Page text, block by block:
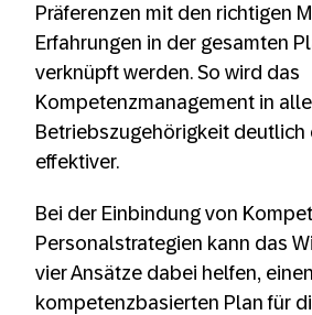
Präferenzen mit den richtigen
Erfahrungen in der gesamten
verknüpft werden. So wird das
Kompetenzmanagement in
Betriebszugehörigkeit deutlich
effektiver.
Bei der Einbindung von
Personalstrategien kann das
vier Ansätze dabei helfen, einen
kompetenzbasierten Plan für